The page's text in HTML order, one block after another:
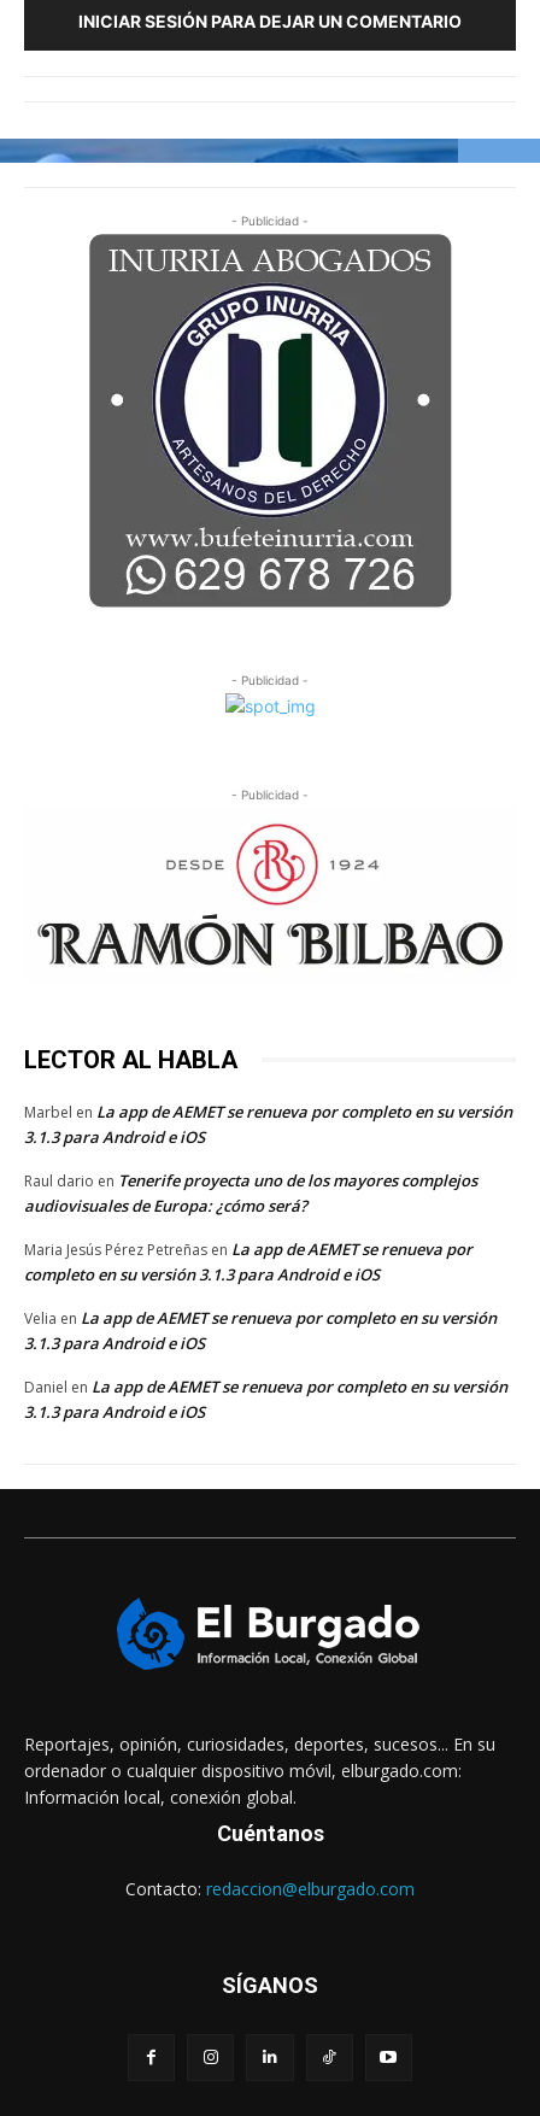
INICIAR SESIÓN PARA DEJAR UN COMENTARIO
- Publicidad -
- Publicidad -
- Publicidad -
LECTOR AL HABLA
Marbel en La app de AEMET se renueva por completo en su versión
3.1.3 para Android e iOS
Raul dario en Tenerife proyecta uno de los mayores complejos
audiovisuales de Europa: ¿cómo será?
Maria Jesús Pérez Petreñas en La app de AEMET se renueva por
completo en su versión 3.1.3 para Android e iOS
Velia en La app de AEMET se renueva por completo en su versión
3.1.3 para Android e iOS
Daniel en La app de AEMET se renueva por completo en su versión
3.1.3 para Android e iOS
Reportajes, opinión, curiosidades, deportes, sucesos... En su
ordenador o cualquier dispositivo móvil, elburgado.com:
Información local, conexión global.
Cuéntanos
Contacto: redaccion@elburgado.com
SÍGANOS